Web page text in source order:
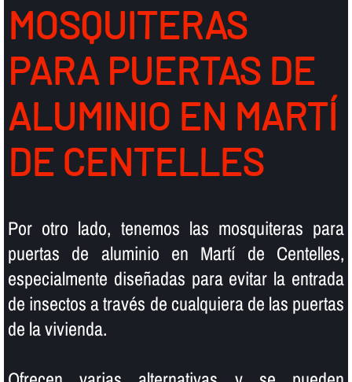
MOSQUITERAS
PARA PUERTAS DE
ALUMINIO EN MARTÍ
DE CENTELLES
Por otro lado, tenemos las mosquiteras para
puertas de aluminio en Martí de Centelles,
especialmente diseñadas para evitar la entrada
de insectos a través de cualquiera de las puertas
de la vivienda.